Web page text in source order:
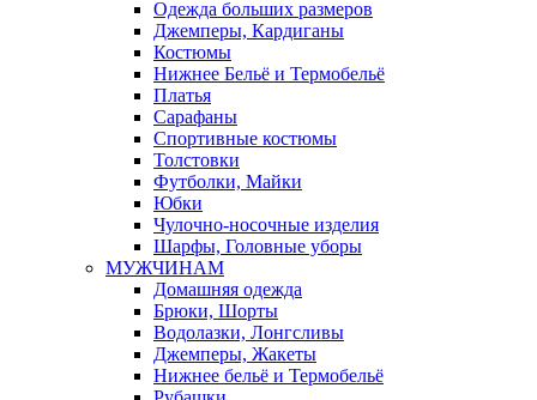
Одежда больших размеров
Джемперы, Кардиганы
Костюмы
Нижнее Бельё и Термобельё
Платья
Сарафаны
Спортивные костюмы
Толстовки
Футболки, Майки
Юбки
Чулочно-носочные изделия
Шарфы, Головные уборы
МУЖЧИНАМ
Домашняя одежда
Брюки, Шорты
Водолазки, Лонгсливы
Джемперы, Жакеты
Нижнее бельё и Термобельё